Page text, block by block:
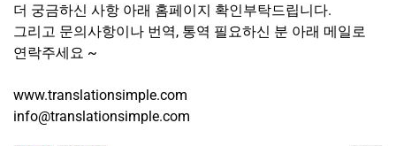
더 궁금하신 사항 아래 홈페이지 확인부탁드립니다.
그리고 문의사항이나 번역, 통역 필요하신 분 아래 메일로
연락주세요 ~
www.translationsimple.com
info@translationsimple.com